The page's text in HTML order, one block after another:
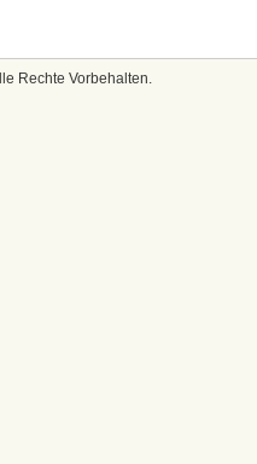
Rechte Vorbehalten.